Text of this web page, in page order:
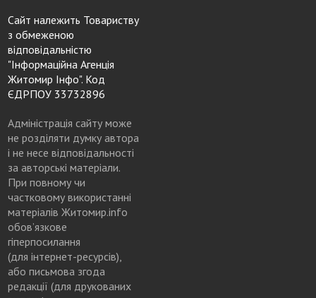
Сайт належить Товариству
з обмеженою
відповідальністю
"Інформаційна Агенція
Житомир Інфо". Код
ЄДРПОУ 33732896
Адміністрація сайту може
не розділяти думку автора
і не несе відповідальності
за авторські матеріали.
При повному чи
частковому використанні
матеріалів Житомир.info
обов’язкове
гіперпосилання
(для інтернет-ресурсів),
або письмова згода
редакції (для друкованих